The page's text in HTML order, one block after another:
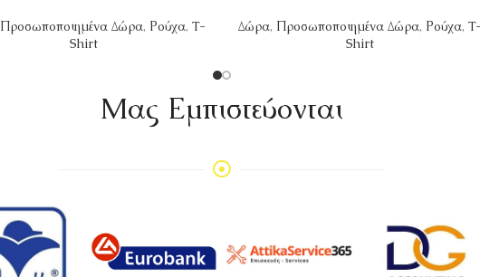
Προσωποποιημένα Δώρα, Ρούχα, T-
Shirt
Δώρα, Προσωποποιημένα Δώρα, Ρούχα,T-
Shirt
Mας Εμπιστεύονται